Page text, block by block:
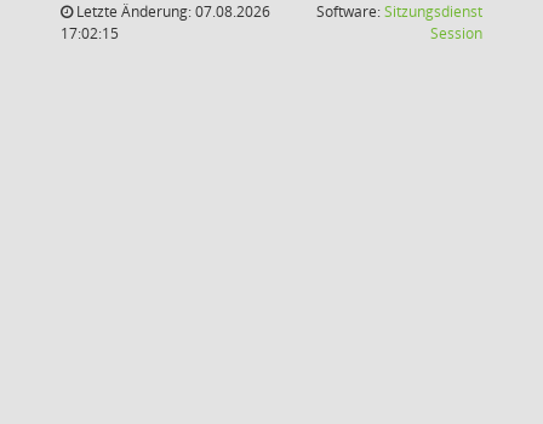
Letzte Änderung: 07.08.2026
17:02:15
Software:Sitzungsdienst
Session(Wird in